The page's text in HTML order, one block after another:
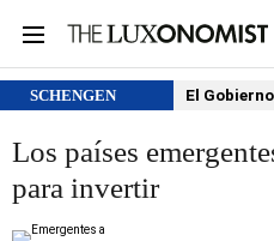
SCHENGEN El
Los países
para invertir